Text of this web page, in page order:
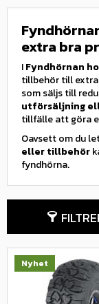
extra bra
IFyndhörnan
tillbehör till extra
som säljs till
utförsäljning
tillfälle att göra
Oavsett om du
eller tillbehör
fyndhörna.
Nyhet